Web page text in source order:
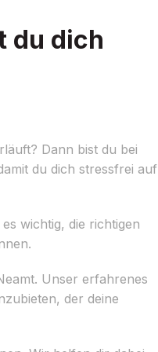
du dich
Dann bist du bei
du dich stressfrei auf
wichtig, die richtigen
Unser erfahrenes
der deine